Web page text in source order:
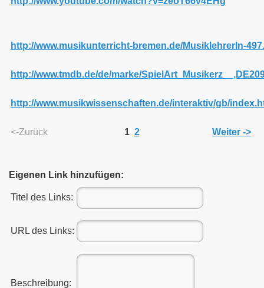
http://www.musikunterricht-bremen.de/MusiklehrerIn-
http://www.tmdb.de/de/marke/
http://www.musikwissenschaften.de/interaktiv/gb/
<-Zurück 1 2 Weiter ->
Eigenen Link hinzufügen:
Titel des Links:
URL des Links:
Beschreibung: